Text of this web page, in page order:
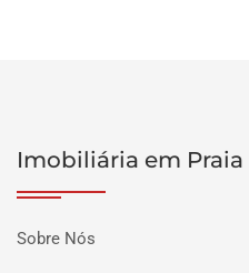
Imobiliária em Praia
Sobre Nós